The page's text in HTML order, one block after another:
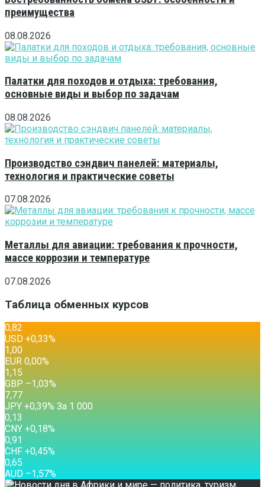
преимущества
08.08.2026
Палатки для походов и отдыха: требования,
основные виды и выбор по задачам
08.08.2026
Производство сэндвич панелей: материалы,
технология и практические советы
07.08.2026
Металлы для авиации: требования к прочности,
массе коррозии и температуре
07.08.2026
Таблица обменных курсов
0,82
USD +0,33%
1,00
EUR 0,00%
1,15
GBP –1,03%
7,77
JPY +0,39% За 1 000
0,13
CNY +0,18%
0,91
CHF +0,45%
0,65
AUD –1,57%